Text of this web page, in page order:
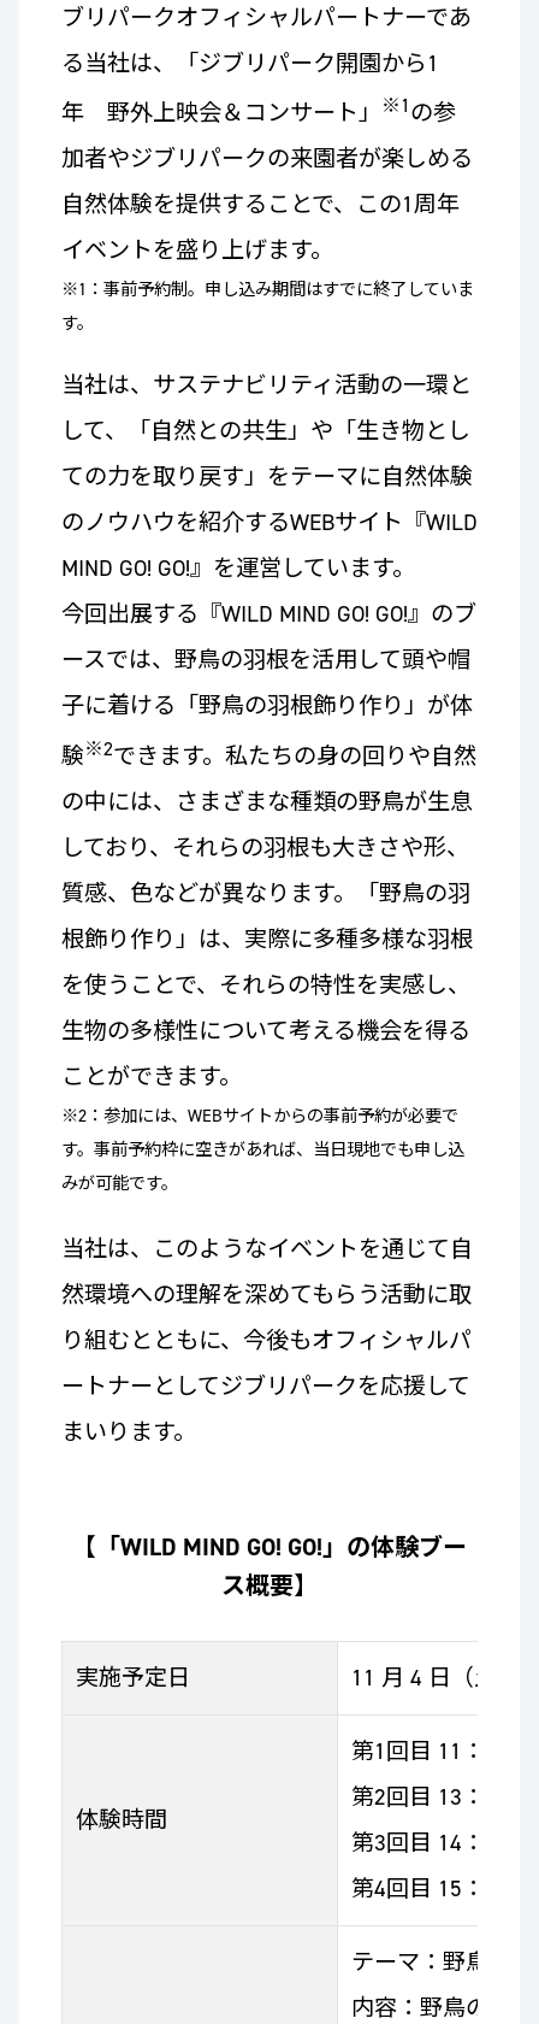
ブリパークオフィシャルパートナーであ
る当社は、「ジブリパーク開園から1
年 野外上映会＆コンサート」
※1の参
加者やジブリパークの来園者が楽しめる
自然体験を提供することで、この1周年
イベントを盛り上げます。
※1：事前予約制。申し込み期間はすでに終了していま
す。
当社は、サステナビリティ活動の一環と
して、「自然との共生」や「生き物とし
ての力を取り戻す」をテーマに自然体験
のノウハウを紹介するWEBサイト『WILD
MIND GO! GO!』を運営しています。
今回出展する『WILD MIND GO! GO!』のブ
ースでは、野鳥の羽根を活用して頭や帽
子に着ける「野鳥の羽根飾り作り」が体
験※2できます。私たちの身の回りや自然
の中には、さまざまな種類の野鳥が生息
しており、それらの羽根も大きさや形、
質感、色などが異なります。「野鳥の羽
根飾り作り」は、実際に多種多様な羽根
を使うことで、それらの特性を実感し、
生物の多様性について考える機会を得る
ことができます。
※2：参加には、WEBサイトからの事前予約が必要で
す。事前予約枠に空きがあれば、当日現地でも申し込
みが可能です。
当社は、このようなイベントを通じて自
然環境への理解を深めてもらう活動に取
り組むとともに、今後もオフィシャルパ
ートナーとしてジブリパークを応援して
まいります。
【「WILD MIND GO! GO!」の体験ブー
ス概要】
実施予定日 11 月 4 日（土）
体験時間
第1回目 11：00～
第2回目 13：00～
第3回目 14：00～
第4回目 15：00～
テーマ：野鳥の
内容：野鳥の羽